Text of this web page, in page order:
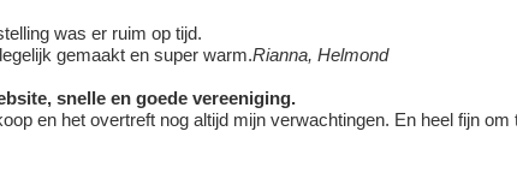
was er ruim op tijd.
gemaakt en super warm.Rianna, Helmond
snelle en goede vereeniging.
en het overtreft nog altijd mijn verwachtingen. En heel fijn om